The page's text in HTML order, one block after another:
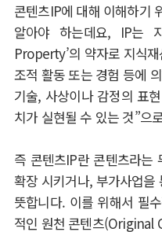
콘텐츠IP에 대해 이해하기
알아야 하는데요, IP는
Property’의 약자로 지식
조적 활동 또는 경험 등에
기술, 사상이나 감정의 표
치가 실현될 수 있는 것”으
즉 콘텐츠IP란 콘텐츠라는
확장 시키거나, 부가사업
뜻합니다. 이를 위해서 필
적인 원천 콘텐츠(Original